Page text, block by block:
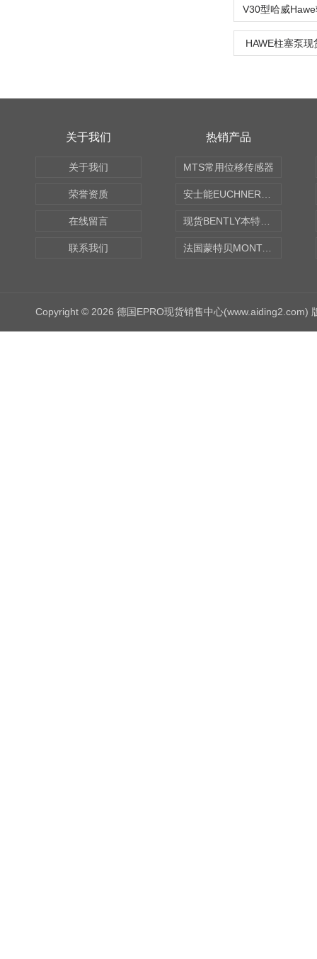
HAWE柱塞泵
关于我们
关于我们
荣誉资质
在线留言
联系我们
热销产品
MTS常用位移传感器
法国蒙特贝MONTABERT打壳机凿岩机Z92
Copyright © 2026 德国EPRO现货销售中心(www.aiding2.com)